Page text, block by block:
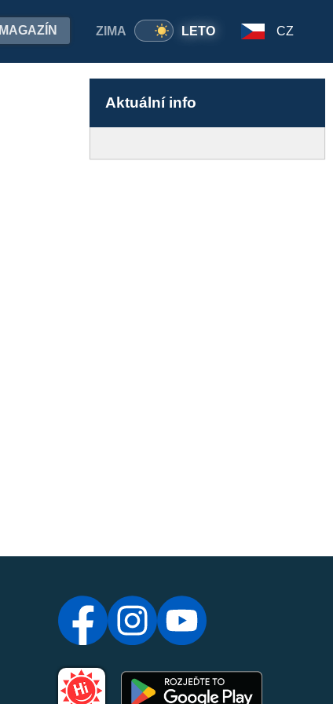
ZIMA LETO
MAGAZÍN CZ
Aktuální info